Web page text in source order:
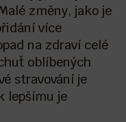
změny, jako je
více
na zdraví celé
oblíbených
stravování je
lepšímu je